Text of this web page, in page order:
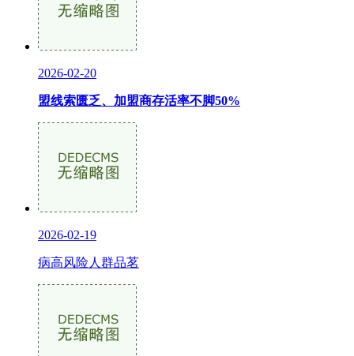
2026-02-20
盟线索匮乏、加盟商存活率不脚50%
2026-02-19
病高风险人群品茗